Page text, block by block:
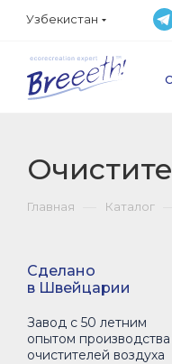
Узбекистан
Главная Каталог
Сделано
в Швейцарии
Завод с 50 летним
опытом производства
очистителей воздуха